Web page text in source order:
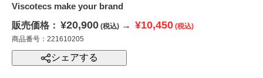
Viscotecs make your brand
販売価格： ¥20,900 (税込) → ¥10,450 (税込)
商品番号：221610205
シェアする